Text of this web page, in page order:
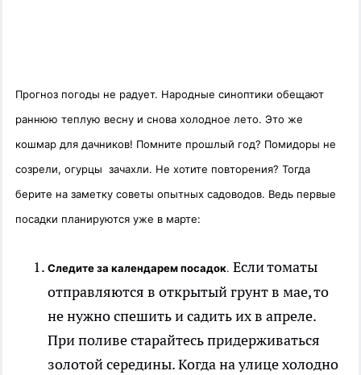
Прогноз погоды не радует. Народные синоптики обещают
раннюю теплую весну и снова холодное лето. Это же
кошмар для дачников! Помните прошлый год? Помидоры не
созрели, огурцы зачахли. Не хотите повторения? Тогда
берите на заметку советы опытных садоводов. Ведь первые
посадки планируются уже в марте:
Следите за календарем посадок. Если томаты
отправляются в открытый грунт в мае, то
не нужно спешить и садить их в апреле.
При поливе старайтесь придерживаться
золотой середины. Когда на улице холодно